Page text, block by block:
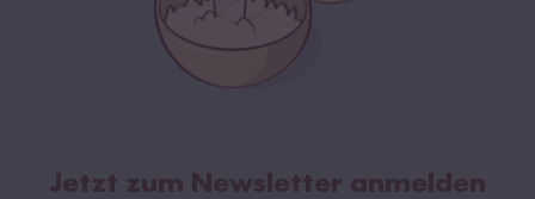
Jetzt zum Newsletter anmelden